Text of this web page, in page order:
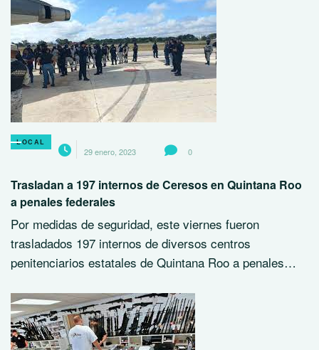
LOCAL
29 enero, 2023 0
Trasladan a 197 internos de Ceresos en Quintana Roo
a penales federales
Por medidas de seguridad, este viernes fueron
trasladados 197 internos de diversos centros
penitenciarios estatales de Quintana Roo a penales…